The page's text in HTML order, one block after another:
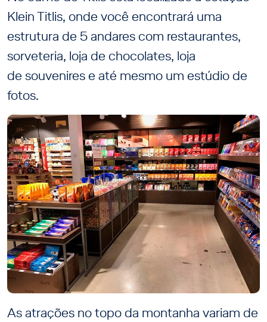
Klein Titlis, onde você encontrará uma
estrutura de 5 andares com restaurantes,
sorveteria, loja de chocolates, loja
de souvenires e até mesmo um estúdio de
fotos.
As atrações no topo da montanha variam de